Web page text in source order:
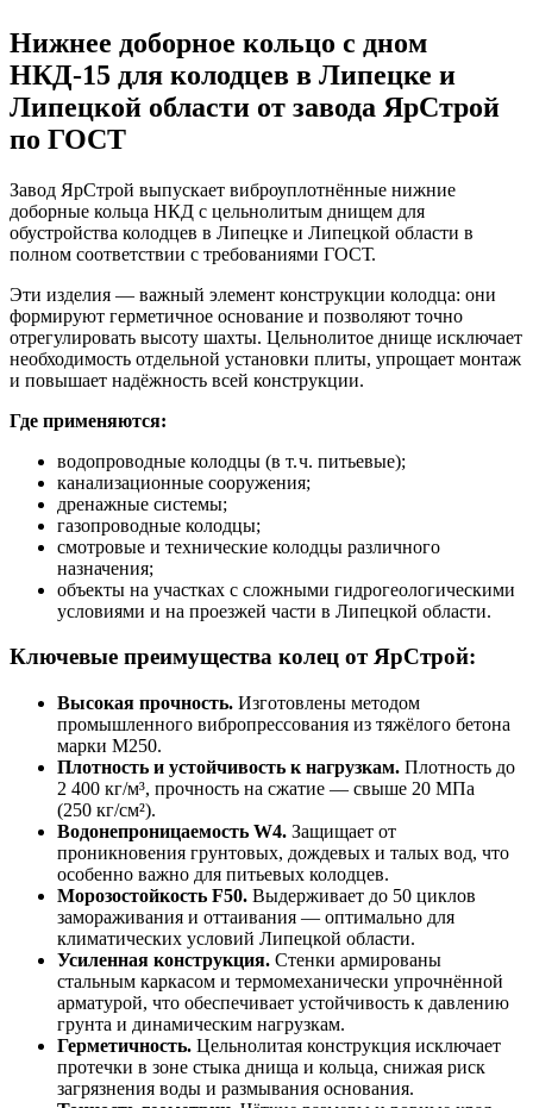
Нижнее доборное кольцо с дном
НКД-15 для колодцев в Липецке и
Липецкой области от завода ЯрСтрой
по ГОСТ
Завод ЯрСтрой выпускает виброуплотнённые нижние
доборные кольца НКД с цельнолитым днищем для
обустройства колодцев в Липецке и Липецкой области в
полном соответствии с требованиями ГОСТ.
Эти изделия — важный элемент конструкции колодца: они
формируют герметичное основание и позволяют точно
отрегулировать высоту шахты. Цельнолитое днище исключает
необходимость отдельной установки плиты, упрощает монтаж
и повышает надёжность всей конструкции.
Где применяются:
водопроводные колодцы (в т. ч. питьевые);
канализационные сооружения;
дренажные системы;
газопроводные колодцы;
смотровые и технические колодцы различного
назначения;
объекты на участках с сложными гидрогеологическими
условиями и на проезжей части в Липецкой области.
Ключевые преимущества колец от ЯрСтрой:
Высокая прочность. Изготовлены методом
промышленного вибропрессования из тяжёлого бетона
марки М250.
Плотность и устойчивость к нагрузкам. Плотность до
2 400 кг/м³, прочность на сжатие — свыше 20 МПа
(250 кг/см²).
Водонепроницаемость W4. Защищает от
проникновения грунтовых, дождевых и талых вод, что
особенно важно для питьевых колодцев.
Морозостойкость F50. Выдерживает до 50 циклов
замораживания и оттаивания — оптимально для
климатических условий Липецкой области.
Усиленная конструкция. Стенки армированы
стальным каркасом и термомеханически упрочнённой
арматурой, что обеспечивает устойчивость к давлению
грунта и динамическим нагрузкам.
Герметичность. Цельнолитая конструкция исключает
протечки в зоне стыка днища и кольца, снижая риск
загрязнения воды и размывания основания.